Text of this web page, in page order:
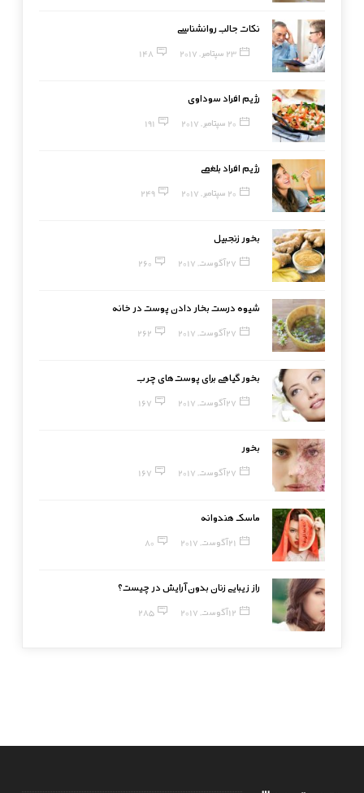
نکات جالب روانشناسی
23 سپتامبر, 2017 148
رژیم افراد سوداوی
20 سپتامبر, 2017 191
رژیم افراد بلغمی
20 سپتامبر, 2017 249
بخور زنجبیل
27 آگوست, 2017 260
شیوه درست بخار دادن پوست در خانه
27 آگوست, 2017 262
بخور گیاهی برای پوست‌های چرب
27 آگوست, 2017 167
بخور
27 آگوست, 2017 167
ماسک هندوانه
21 آگوست, 2017 80
راز زیبایی زنان بدون آرایش در چیست؟
12 آگوست, 2017 285